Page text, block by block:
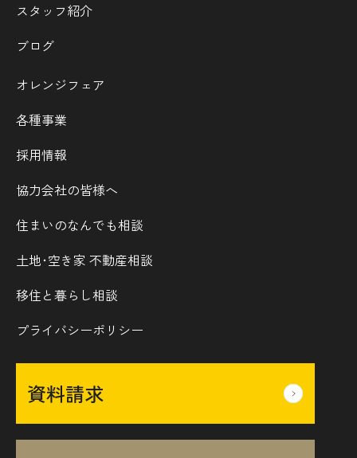
スタッフ紹介
ブログ
オレンジフェア
各種事業
採用情報
協力会社の皆様へ
住まいのなんでも相談
土地･空き家 不動産相談
移住と暮らし相談
プライバシーポリシー
資料請求